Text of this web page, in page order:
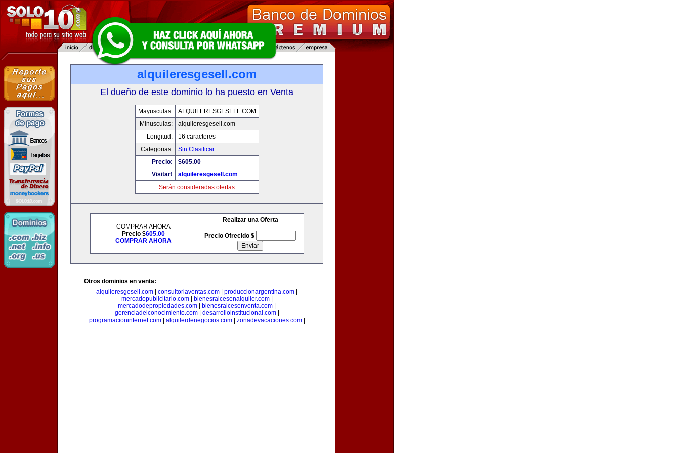
alquileresgesell.com
El dueño de este dominio lo ha puesto en Venta
Mayusculas:
ALQUILERESGESELL.COM
Minusculas:
alquileresgesell.com
Longitud:
16 caracteres
Categorias:
Sin Clasificar
Precio:
$605.00
Visitar!
alquileresgesell.com
Serán consideradas ofertas
COMPRAR AHORA
Precio $605.00
COMPRAR AHORA
Realizar una Oferta
Precio Ofrecido $
Otros dominios en venta:
alquileresgesell.com
consultoriaventas.com produccionargentina.com
mercadopublicitario.com| bienesraicesenalquiler.com|
mercadodepropiedades.com
bienesraicesenventa.com
gerenciadelconocimiento.com| desarrolloinstitucional.com|
programacioninternet.com| alquilerdenegocios.com| zonadevacaciones.com|